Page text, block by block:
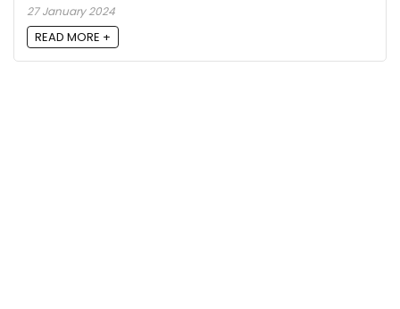
27 January 2024
READ MORE +